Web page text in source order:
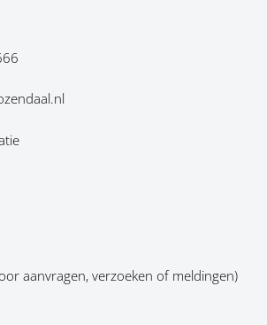
aanvragen, verzoeken of meldingen)